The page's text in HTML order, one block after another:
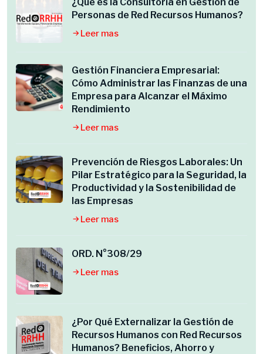
Personas de Red Recursos Humanos?
Leer mas
Gestión Financiera Empresarial:
Cómo Administrar las Finanzas de una
Empresa para Alcanzar el Máximo
Rendimiento
Leer mas
Prevención de Riesgos Laborales: Un
Pilar Estratégico para la Seguridad, la
Productividad y la Sostenibilidad de
las Empresas
Leer mas
ORD. N°308/29
Leer mas
¿Por Qué Externalizar la Gestión de
Recursos Humanos con Red Recursos
Humanos? Beneficios, Ahorro y